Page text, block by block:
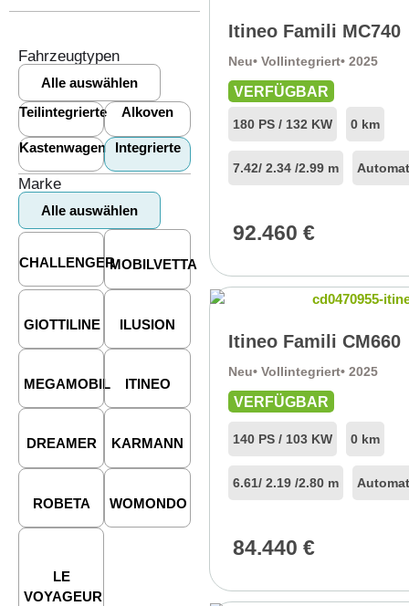
Fahrzeugtypen
Alle auswählen
Teilintegrierte
Alkoven
Kastenwagen Integrierte
Marke
Alle auswählen
CHALLENGERMOBILVETTA
GIOTTILINE ILUSION
MEGAMOBIL ITINEO
DREAMER KARMANN
ROBETA WOMONDO
LE
VOYAGEUR
Itineo Famili MC740
Neu• Vollintegriert• 2025
VERFÜGBAR
180 PS / 132 KW 0 km
7.42/ 2.34 /2.99 m
92.460 €
Itineo Famili CM660
Neu• Vollintegriert• 2025
VERFÜGBAR
140 PS / 103 KW 0 km
6.61/ 2.19 /2.80 m
84.440 €